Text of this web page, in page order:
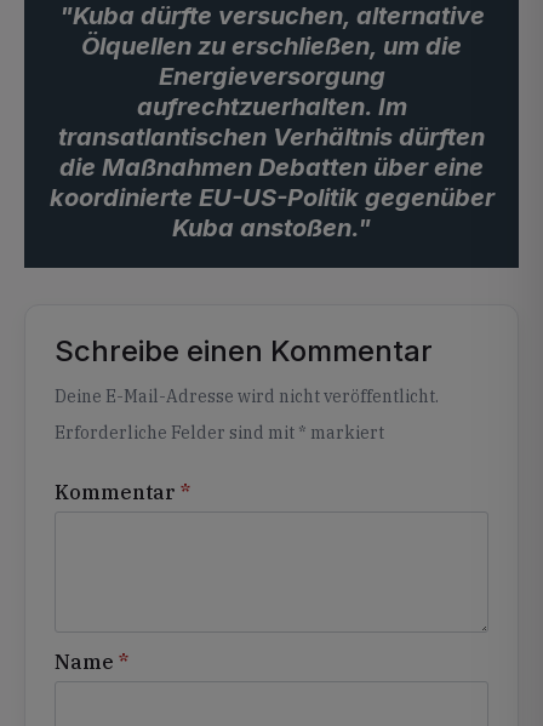
"Kuba dürfte versuchen, alternative
Ölquellen zu erschließen, um die
Energieversorgung
aufrechtzuerhalten. Im
transatlantischen Verhältnis dürften
die Maßnahmen Debatten über eine
koordinierte EU-US-Politik gegenüber
Kuba anstoßen."
Schreibe einen Kommentar
Deine E-Mail-Adresse wird nicht veröffentlicht.
Erforderliche Felder sind mit * markiert
Kommentar *
Name *
Alternative: